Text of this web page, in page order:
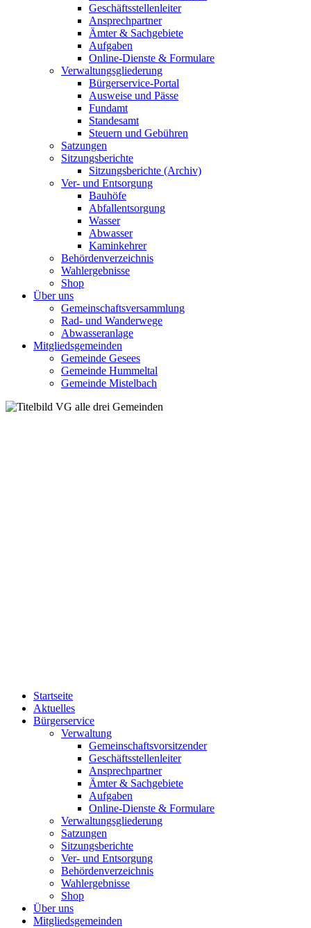
Geschäftsstellenleiter
Ansprechpartner
Ämter & Sachgebiete
Aufgaben
Online-Dienste & Formulare
Verwaltungsgliederung
Bürgerservice-Portal
Ausweise und Pässe
Fundamt
Standesamt
Steuern und Gebühren
Satzungen
Sitzungsberichte
Sitzungsberichte (Archiv)
Ver- und Entsorgung
Bauhöfe
Abfallentsorgung
Wasser
Abwasser
Kaminkehrer
Behördenverzeichnis
Wahlergebnisse
Shop
Über uns
Gemeinschaftsversammlung
Rad- und Wanderwege
Abwasseranlage
Mitgliedsgemeinden
Gemeinde Gesees
Gemeinde Hummeltal
Gemeinde Mistelbach
Startseite
Aktuelles
Bürgerservice
Verwaltung
Gemeinschaftsvorsitzender
Geschäftsstellenleiter
Ansprechpartner
Ämter & Sachgebiete
Aufgaben
Online-Dienste & Formulare
Verwaltungsgliederung
Satzungen
Sitzungsberichte
Ver- und Entsorgung
Behördenverzeichnis
Wahlergebnisse
Shop
Über uns
Mitgliedsgemeinden